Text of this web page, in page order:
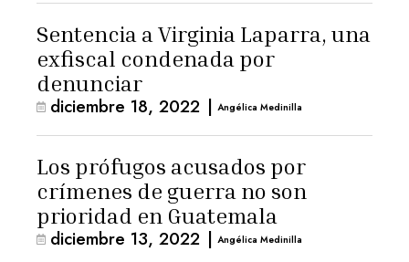
Sentencia a Virginia Laparra, una
exfiscal condenada por
denunciar
diciembre 18, 2022 | Angélica Medinilla
Los prófugos acusados por
crímenes de guerra no son
prioridad en Guatemala
diciembre 13, 2022 | Angélica Medinilla